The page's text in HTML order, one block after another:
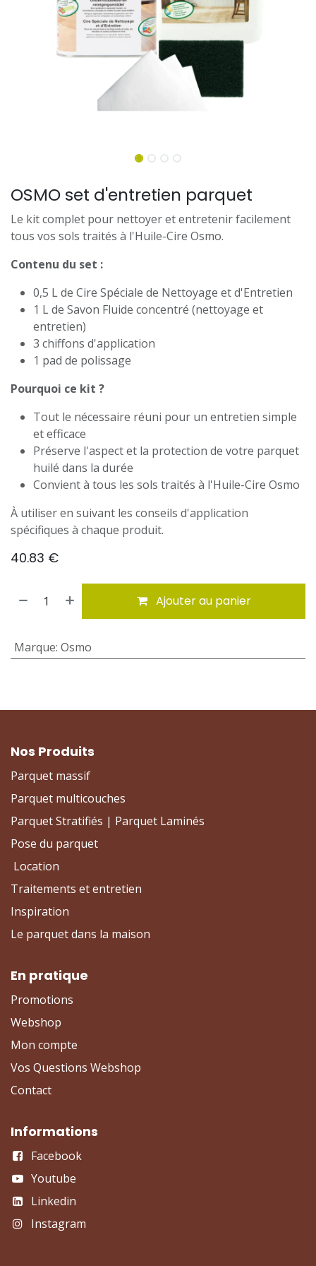
OSMO set d'entretien parquet
Le kit complet pour nettoyer et entretenir facilement
tous vos sols traités à l'Huile-Cire Osmo.
Contenu du set :
0,5 L de Cire Spéciale de Nettoyage et d'Entretien
1 L de Savon Fluide concentré (nettoyage et
entretien)
3 chiffons d'application
1 pad de polissage
Pourquoi ce kit ?
Tout le nécessaire réuni pour un entretien simple
et efficace
Préserve l'aspect et la protection de votre parquet
huilé dans la durée
Convient à tous les sols traités à l'Huile-Cire Osmo
À utiliser en suivant les conseils d'application
spécifiques à chaque produit.
40.83 €
Ajouter au panier
Marque: Osmo
Nos Produits
Parquet massif
Parquet multicouches
Parquet Stratifiés | Parquet Laminés
Pose du parquet
Location
Traitements et entretien
Inspiration
Le parquet dans la maison
En pratique
Promotions
Webshop
Mon compte
Vos Questions Webshop
Contact
Informations
Facebook
Youtube
Linkedin
Instagram